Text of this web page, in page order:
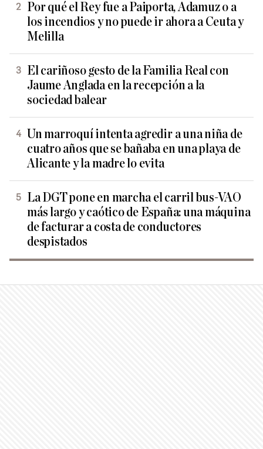
Por qué el Rey fue a Paiporta, Adamuz o a
los incendios y no puede ir ahora a Ceuta y
Melilla
El cariñoso gesto de la Familia Real con
Jaume Anglada en la recepción a la
sociedad balear
Un marroquí intenta agredir a una niña de
cuatro años que se bañaba en una playa de
Alicante y la madre lo evita
La DGT pone en marcha el carril bus-VAO
más largo y caótico de España: una máquina
de facturar a costa de conductores
despistados